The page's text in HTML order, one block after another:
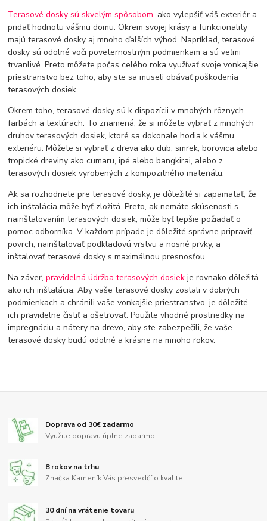
Terasové dosky sú skvelým spôsobom, ako vylepšiť váš exteriér a
pridať hodnotu vášmu domu. Okrem svojej krásy a funkcionality
majú terasové dosky aj mnoho ďalších výhod. Napríklad, terasové
dosky sú odolné voči poveternostným podmienkam a sú veľmi
trvanlivé. Preto môžete počas celého roka využívať svoje vonkajšie
priestranstvo bez toho, aby ste sa museli obávať poškodenia
terasových dosiek.
Okrem toho, terasové dosky sú k dispozícii v mnohých rôznych
farbách a textúrach. To znamená, že si môžete vybrať z mnohých
druhov terasových dosiek, ktoré sa dokonale hodia k vášmu
exteriéru. Môžete si vybrať z dreva ako dub, smrek, borovica alebo
tropické dreviny ako cumaru, ipé alebo bangkirai, alebo z
terasových dosiek vyrobených z kompozitného materiálu.
Ak sa rozhodnete pre terasové dosky, je dôležité si zapamätať, že
ich inštalácia môže byť zložitá. Preto, ak nemáte skúsenosti s
nainštalovaním terasových dosiek, môže byť lepšie požiadať o
pomoc odborníka. V každom prípade je dôležité správne pripraviť
povrch, nainštalovať podkladovú vrstvu a nosné prvky, a
inštalovať terasové dosky s maximálnou presnosťou.
Na záver, pravidelná údržba terasových dosiekje rovnako dôležitá
ako ich inštalácia. Aby vaše terasové dosky zostali v dobrých
podmienkach a chránili vaše vonkajšie priestranstvo, je dôležité
ich pravidelne čistiť a ošetrovať. Použite vhodné prostriedky na
impregnáciu a nátery na drevo, aby ste zabezpečili, že vaše
terasové dosky budú odolné a krásne na mnoho rokov.
Doprava od 30€ zadarmo
Využite dopravu úplne zadarmo
8 rokov na trhu
Značka Kameník Vás presvedčí o kvalite
30 dní na vrátenie tovaru